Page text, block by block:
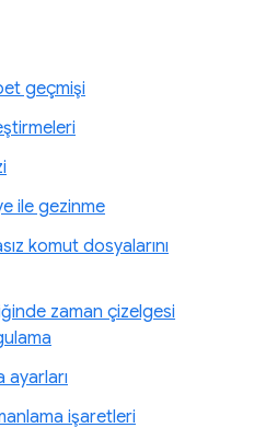
geçmişi
ile gezinme
komut dosyalarını
zaman çizelgesi
ayarları
işaretleri